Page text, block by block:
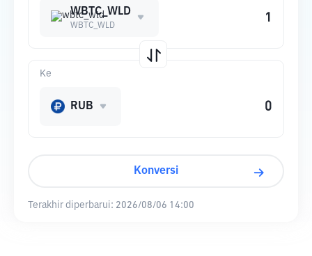
WBTC_WLD
WBTC_WLD
Ke
RUB
Konversi
Terakhir diperbarui: 2026/08/06 14:00